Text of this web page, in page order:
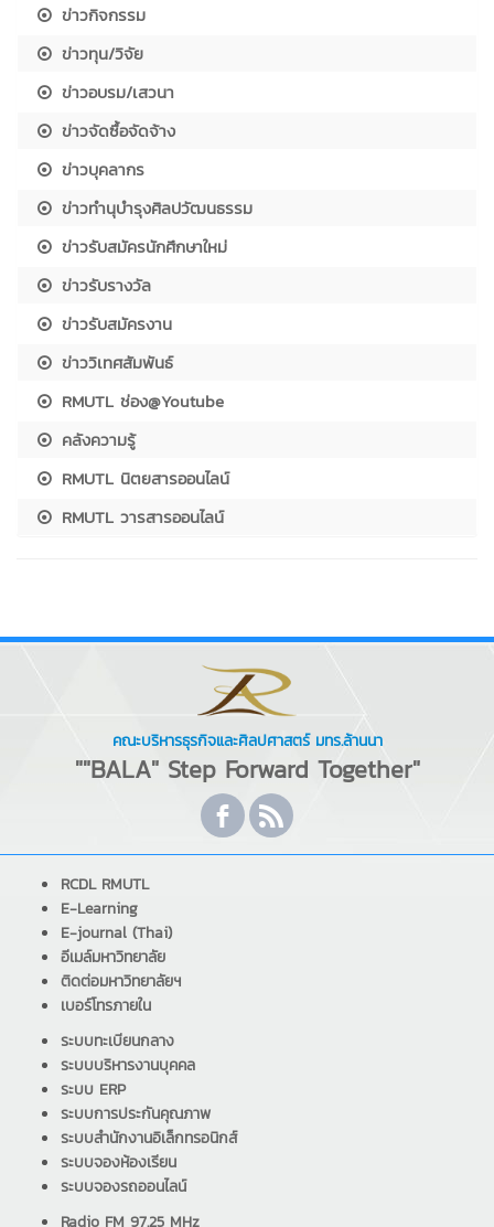
ข่าวกิจกรรม
ข่าวทุน/วิจัย
ข่าวอบรม/เสวนา
ข่าวจัดซื้อจัดจ้าง
ข่าวบุคลากร
ข่าวทำนุบำรุงศิลปวัฒนธรรม
ข่าวรับสมัครนักศึกษาใหม่
ข่าวรับรางวัล
ข่าวรับสมัครงาน
ข่าววิเทศสัมพันธ์
RMUTL ช่อง@Youtube
คลังความรู้
RMUTL นิตยสารออนไลน์
RMUTL วารสารออนไลน์
คณะบริหารธุรกิจและศิลปศาสตร์ มทร.ล้านนา
""BALA" Step Forward Together"
RCDL RMUTL
E-Learning
E-journal (Thai)
อีเมล์มหาวิทยาลัย
ติดต่อมหาวิทยาลัยฯ
เบอร์โทรภายใน
ระบบทะเบียนกลาง
ระบบบริหารงานบุคคล
ระบบ ERP
ระบบการประกันคุณภาพ
ระบบสำนักงานอิเล็กทรอนิกส์
ระบบจองห้องเรียน
ระบบจองรถออนไลน์
Radio FM 97.25 MHz